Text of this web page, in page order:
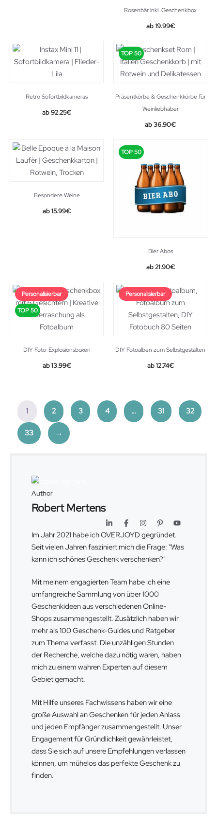
Rosenbär inkl. Geschenkbox
19.99€
Retro Sofortbildkameras
Original
92.25€Current
TOP 50
Präsentkörbe & Geschenkkörbe für
Weinliebhaber
36.90€
Besondere Weine
15.99€
TOP 50
Bier Abos
21.90€
Personalisierbar
TOP 50
DIY Foto-Explosionsboxen
13.99€
Personalisierbar
DIY Fotoalben zum Selbstgestalten
Original
12.74€Current
1 2 3 4 … 31 32
33 →
Author
Robert Mertens
Im Jahr 2021 habe ich OVERJOYD gegründet.
Seit vielen Jahren fasziniert mich die Frage: "Was
kann ich schönes Geschenk verschenken?"
Mit meinem engagierten Team habe ich eine
umfangreiche Sammlung von über 1000
Geschenkideen aus verschiedenen Online-
Shops zusammengestellt. Zusätzlich haben wir
mehr als 100 Geschenk-Guides und Ratgeber
zum Thema verfasst. Die unzähligen Stunden
der Recherche, welche dazu nötig waren, haben
mich zu einem wahren Experten auf diesem
Gebiet gemacht.
Mit Hilfe unseres Fachwissens haben wir eine
große Auswahl an Geschenken für jeden Anlass
und jeden Empfänger zusammengestellt. Unser
Engagement für Gründlichkeit gewährleistet,
dass Sie sich auf unsere Empfehlungen verlassen
können, um mühelos das perfekte Geschenk zu
finden.